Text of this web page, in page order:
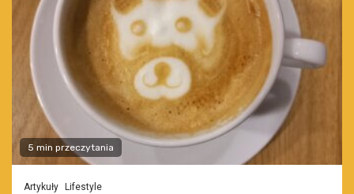
5 min przeczytania
Artykuły Lifestyle